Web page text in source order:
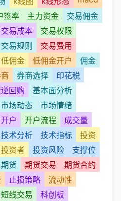
签率 主力资金
交易佣金
交易成本
交易权限
交易规则
交易费用
低佣金 低佣金开户
佣金
券商选择
印花税
回购
基本面分析
市场动态
市场情绪
开户 开户流程
成交量
技术分析 技术指标
投资
投资者 投资风险
支撑位
期货 期货交易
期货合约
止损策略
流动性
短线交易
科创板